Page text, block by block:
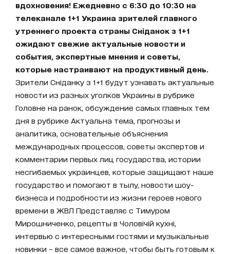
вдохновения! Ежедневно с 6:30 до 10:30 на
телеканале 1+1 Украина зрителей главного
утреннего проекта страны Сніданок з 1+1
ожидают свежие актуальные новости и
события, экспертные мнения и советы,
которые настраивают на продуктивный день.
Зрители Сніданку з 1+1 будут узнавать актуальные
новости из разных уголков Украины в рубрике
Головне на ранок, обсуждение самых главных тем
дня в рубрике Актуальна тема, прогнозы и
аналитика, основательные объяснения
международных процессов, советы экспертов и
комментарии первых лиц государства, истории
несгибаемых украинцев, которые защищают наше
государство и помогают в тылу, новости шоу-
бизнеса и подробности из жизни героев нового
времени в ЖВЛ Представляє с Тимуром
Мирошниченко, рецепты в Чоловічій кухні,
интервью с интересными гостями и музыкальные
новинки – все самое важное, чтобы быть готовым к